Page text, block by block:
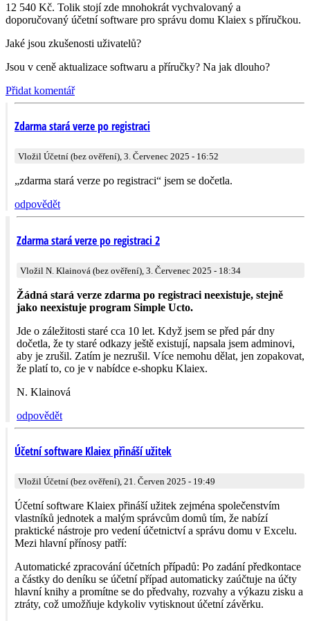
12 540 Kč. Tolik stojí zde mnohokrát vychvalovaný a
doporučovaný účetní software pro správu domu Klaiex s příručkou.
Jaké jsou zkušenosti uživatelů?
Jsou v ceně aktualizace softwaru a příručky? Na jak dlouho?
Přidat komentář
Zdarma stará verze po registraci
Vložil Účetní (bez ověření), 3. Červenec 2025 - 16:52
„zdarma stará verze po registraci“ jsem se dočetla.
odpovědět
Zdarma stará verze po registraci 2
Vložil N. Klainová (bez ověření), 3. Červenec 2025 - 18:34
Žádná stará verze zdarma po registraci neexistuje, stejně
jako neexistuje program Simple Ucto.
Jde o záležitosti staré cca 10 let. Když jsem se před pár dny
dočetla, že ty staré odkazy ještě existují, napsala jsem adminovi,
aby je zrušil. Zatím je nezrušil. Více nemohu dělat, jen zopakovat,
že platí to, co je v nabídce e-shopku Klaiex.
N. Klainová
odpovědět
Účetní software Klaiex přináší užitek
Vložil Účetní (bez ověření), 21. Červen 2025 - 19:49
Účetní software Klaiex přináší užitek zejména společenstvím
vlastníků jednotek a malým správcům domů tím, že nabízí
praktické nástroje pro vedení účetnictví a správu domu v Excelu.
Mezi hlavní přínosy patří:
Automatické zpracování účetních případů: Po zadání předkontace
a částky do deníku se účetní případ automaticky zaúčtuje na účty
hlavní knihy a promítne se do předvahy, rozvahy a výkazu zisku a
ztráty, což umožňuje kdykoliv vytisknout účetní závěrku.